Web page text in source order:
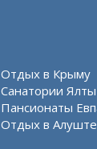
Отдых в Крыму
Санатории Ялты
Пансионаты
Отдых в Алуште